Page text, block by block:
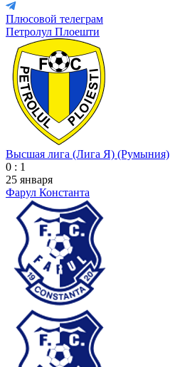
Плюсовой телеграм
Петролул Плоешти
Высшая лига (Лига Я) (Румыния)
0 : 1
25 января
Фарул Константа